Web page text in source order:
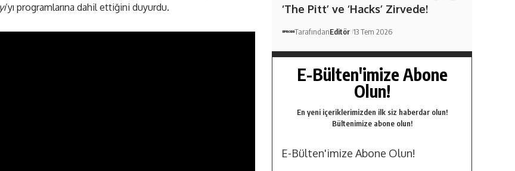
’yı programlarına dahil ettiğini duyurdu.
‘The Pitt’ ve ‘Hacks’ Zirvede!
TarafındanEditör 13 Tem 2026
E-Bülten'imize Abone
Olun!
En yeni içeriklerimizden ilk siz haberdar olun!
Bültenimize abone olun!
E-Bülten'imize Abone Olun!